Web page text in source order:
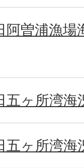
阿曽浦漁場
五ヶ所湾海
五ヶ所湾海